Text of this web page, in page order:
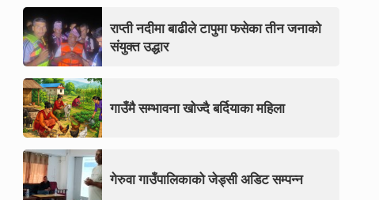
राप्ती नदीमा बाढीले टापुमा फसेका तीन जनाको
संयुक्त उद्धार
गाउँमै सम्भावना खोज्दै बर्दियाका महिला
गेरुवा गाउँपालिकाको जेड्सी अडिट सम्पन्न